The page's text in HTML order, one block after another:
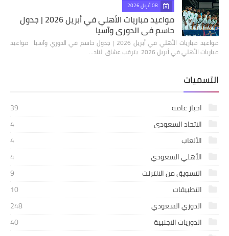
08 أبريل 2026
مواعيد مباريات الأهلي في أبريل 2026 | جدول
حاسم في الدوري وآسيا
مواعيد مباريات الأهلي في أبريل 2026 | جدول حاسم في الدوري وآسيا مواعيد
مباريات الأهلي في أبريل 2026 يترقب عشاق الناد…
التسميات
اخبار عامه
39
الاتحاد السعودي
4
الألعاب
4
الأهلي السعودي
4
التسويق من الانترنت
9
التطبيقات
10
الدوري السعودي
248
الدوريات الاجنبية
40